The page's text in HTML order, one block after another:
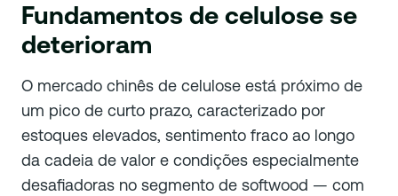
Fundamentos de celulose se
deterioram
O mercado chinês de celulose está próximo de
um pico de curto prazo, caracterizado por
estoques elevados, sentimento fraco ao longo
da cadeia de valor e condições especialmente
desafiadoras no segmento de softwood — com